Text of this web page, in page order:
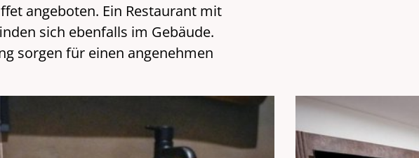
angeboten. Ein Restaurant mit
sich ebenfalls im Gebäude.
sorgen für einen angenehmen